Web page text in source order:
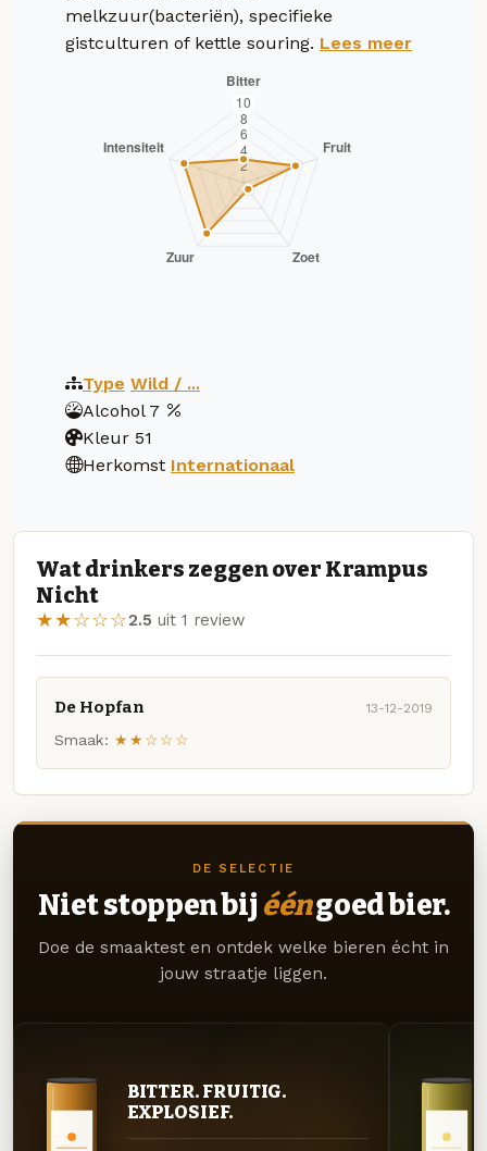
melkzuur(bacteriën), specifieke
gistculturen of kettle souring. Lees meer
Type Wild / ...
Alcohol 7
Kleur 51
Herkomst Internationaal
Wat drinkers zeggen over Krampus
Nicht
★★☆☆☆2.5 uit 1 review
De Hopfan 13-12-2019
Smaak: ★★☆☆☆
DE SELECTIE
Niet stoppen bij ééngoed bier.
Doe de smaaktest en ontdek welke bieren écht in
jouw straatje liggen.
BITTER. FRUITIG.
EXPLOSIEF.